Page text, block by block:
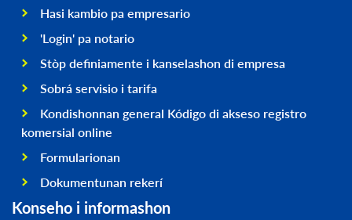
Hasi kambio pa empresario
'Login' pa notario
Stòp definiamente i kanselashon di empresa
Sobrá servisio i tarifa
Kondishonnan general Kódigo di akseso registro
komersial online
Formularionan
Dokumentunan rekerí
Konseho i informashon